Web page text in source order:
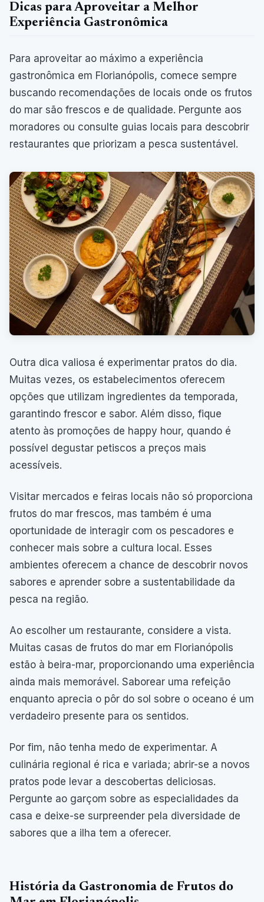
Dicas para Aproveitar a Melhor
Experiência Gastronômica
Para aproveitar ao máximo a experiência
gastronômica em Florianópolis, comece sempre
buscando recomendações de locais onde os frutos
do mar são frescos e de qualidade. Pergunte aos
moradores ou consulte guias locais para descobrir
restaurantes que priorizam a pesca sustentável.
Outra dica valiosa é experimentar pratos do dia.
Muitas vezes, os estabelecimentos oferecem
opções que utilizam ingredientes da temporada,
garantindo frescor e sabor. Além disso, fique
atento às promoções de happy hour, quando é
possível degustar petiscos a preços mais
acessíveis.
Visitar mercados e feiras locais não só proporciona
frutos do mar frescos, mas também é uma
oportunidade de interagir com os pescadores e
conhecer mais sobre a cultura local. Esses
ambientes oferecem a chance de descobrir novos
sabores e aprender sobre a sustentabilidade da
pesca na região.
Ao escolher um restaurante, considere a vista.
Muitas casas de frutos do mar em Florianópolis
estão à beira-mar, proporcionando uma experiência
ainda mais memorável. Saborear uma refeição
enquanto aprecia o pôr do sol sobre o oceano é um
verdadeiro presente para os sentidos.
Por fim, não tenha medo de experimentar. A
culinária regional é rica e variada; abrir-se a novos
pratos pode levar a descobertas deliciosas.
Pergunte ao garçom sobre as especialidades da
casa e deixe-se surpreender pela diversidade de
sabores que a ilha tem a oferecer.
História da Gastronomia de Frutos do